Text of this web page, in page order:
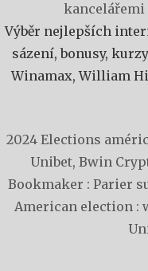
kancelářemi
Výběr nejlepších
sázení, bonusy,
Winamax, William
2024 Elections
Unibet, Bwin
Bookmaker : Parier
American election :